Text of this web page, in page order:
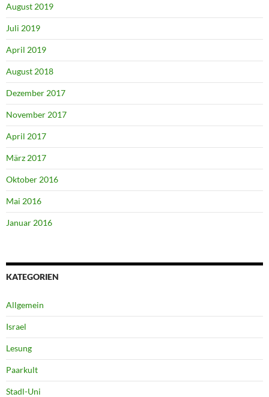
August 2019
Juli 2019
April 2019
August 2018
Dezember 2017
November 2017
April 2017
März 2017
Oktober 2016
Mai 2016
Januar 2016
KATEGORIEN
Allgemein
Israel
Lesung
Paarkult
Stadl-Uni